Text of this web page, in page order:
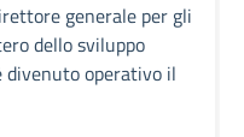
generale per gli
dello sviluppo
divenuto operativo il